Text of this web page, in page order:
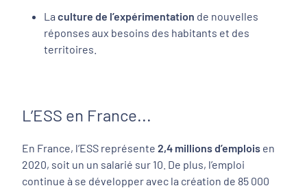
La culture de l’expérimentation de nouvelles
réponses aux besoins des habitants et des
territoires.
L’ESS en France...
En France, l’ESS représente 2,4 millions d’emplois en
2020, soit un un salarié sur 10. De plus, l’emploi
continue à se développer avec la création de 85 000